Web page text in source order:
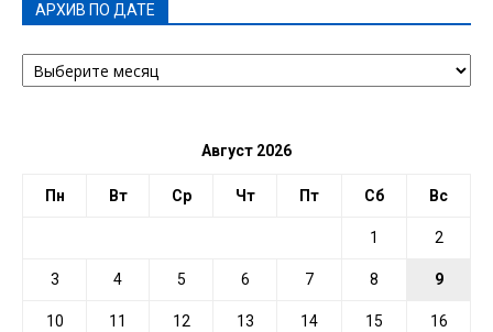
АРХИВ ПО ДАТЕ
АРХИВ
ПО
Август 2026
Пн Вт Ср Чт Пт Сб Вс
1 2
3 4 5 6 7 8 9
10 11 12 13 14 15 16